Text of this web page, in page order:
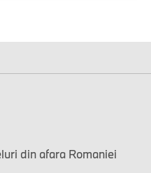
din afara Romaniei